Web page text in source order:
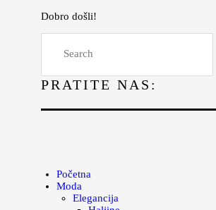
Dobro došli!
PRATITE NAS:
Početna
Moda
Elegancija
Lepota
Kuhinja